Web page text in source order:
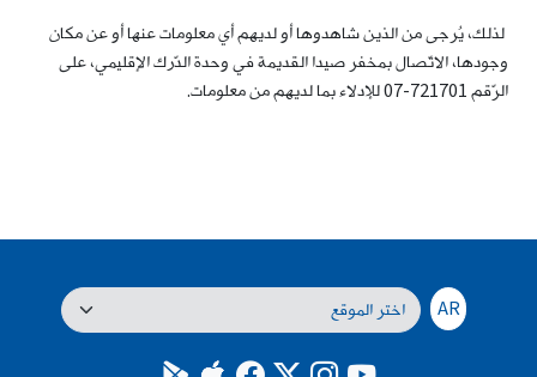
لذلك، يُرجى من الذين شاهدوها أو لديهم أي معلومات عنها أو عن مكان
وجودها، الاتّصال بمخفر صيدا القديمة في وحدة الدّرك الإقليمي، على
الرّقم 721701-07 للإدلاء بما لديهم من معلومات.
AR